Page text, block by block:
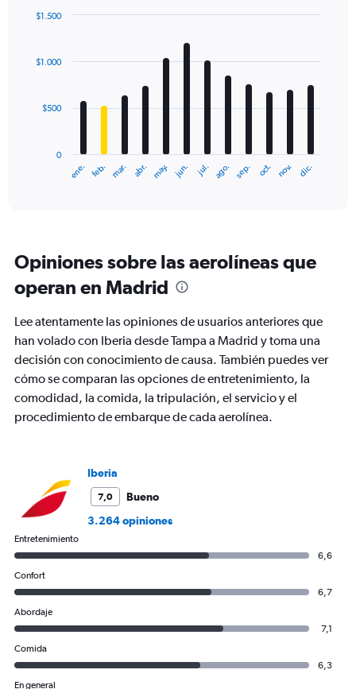
displaying
with
12
The
categories.
chart
1
Y
axis
values.
Range:
0
ene. feb. mar. abr. may. jun. jul. ago. sep. oct. nov. dic.
0
$500
$1.000
$1.500
Opiniones sobre las aerolíneas que
operan en Madrid
Lee atentamente las opiniones de usuarios anteriores que
han volado con Iberia desde Tampa a Madrid y toma una
decisión con conocimiento de causa. También puedes ver
cómo se comparan las opciones de entretenimiento, la
comodidad, la comida, la tripulación, el servicio y el
procedimiento de embarque de cada aerolínea.
Iberia
7,0
Bueno
3.264 opiniones
Entretenimiento
6,6
Confort
6,7
Abordaje
7,1
Comida
6,3
En general